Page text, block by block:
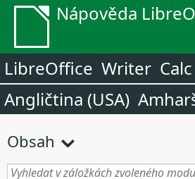
Nápověda
LibreOffice Writer Calc
Angličtina (USA)
Obsah